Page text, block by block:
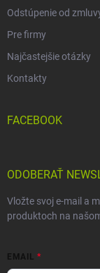
Odstúpenie od
Pre firmy
Najčastejšie otázky
Kontakty
FACEBOOK
ODOBERAŤ
Vložte svoj e-mail a
produktoch na
EMAIL